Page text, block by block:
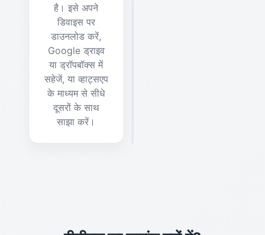
है। इसे अपने
डिवाइस पर
डाउनलोड करें,
Google ड्राइव
या ड्रॉपबॉक्स में
सहेजें, या व्हाट्सएप
के माध्यम से सीधे
दूसरों के साथ
साझा करें।